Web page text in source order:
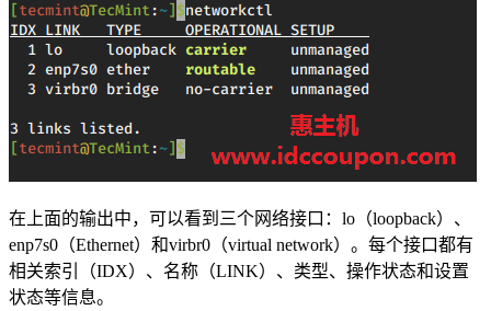
在上面的输出中，可以看到三个网络接口：lo（loopback）、
enp7s0（Ethernet）和virbr0（virtual network）。每个接口都有
相关索引（IDX）、名称（LINK）、类型、操作状态和设置
状态等信息。